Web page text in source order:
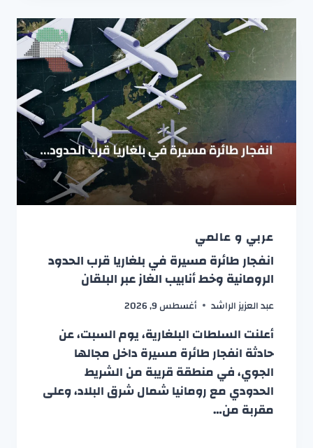
عربي و عالمي
انفجار طائرة مسيرة في بلغاريا قرب الحدود
الرومانية وخط أنابيب الغاز عبر البلقان
عبد العزيز الراشد أغسطس 9, 2026
أعلنت السلطات البلغارية، يوم السبت، عن
حادثة انفجار طائرة مسيرة داخل مجالها
الجوي، في منطقة قريبة من الشريط
الحدودي مع رومانيا شمال شرق البلاد، وعلى
مقربة من…